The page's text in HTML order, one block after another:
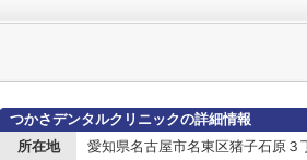
つかさデンタルクリニックの詳細情報
所在地
愛知県名古屋市名東区猪子石原３